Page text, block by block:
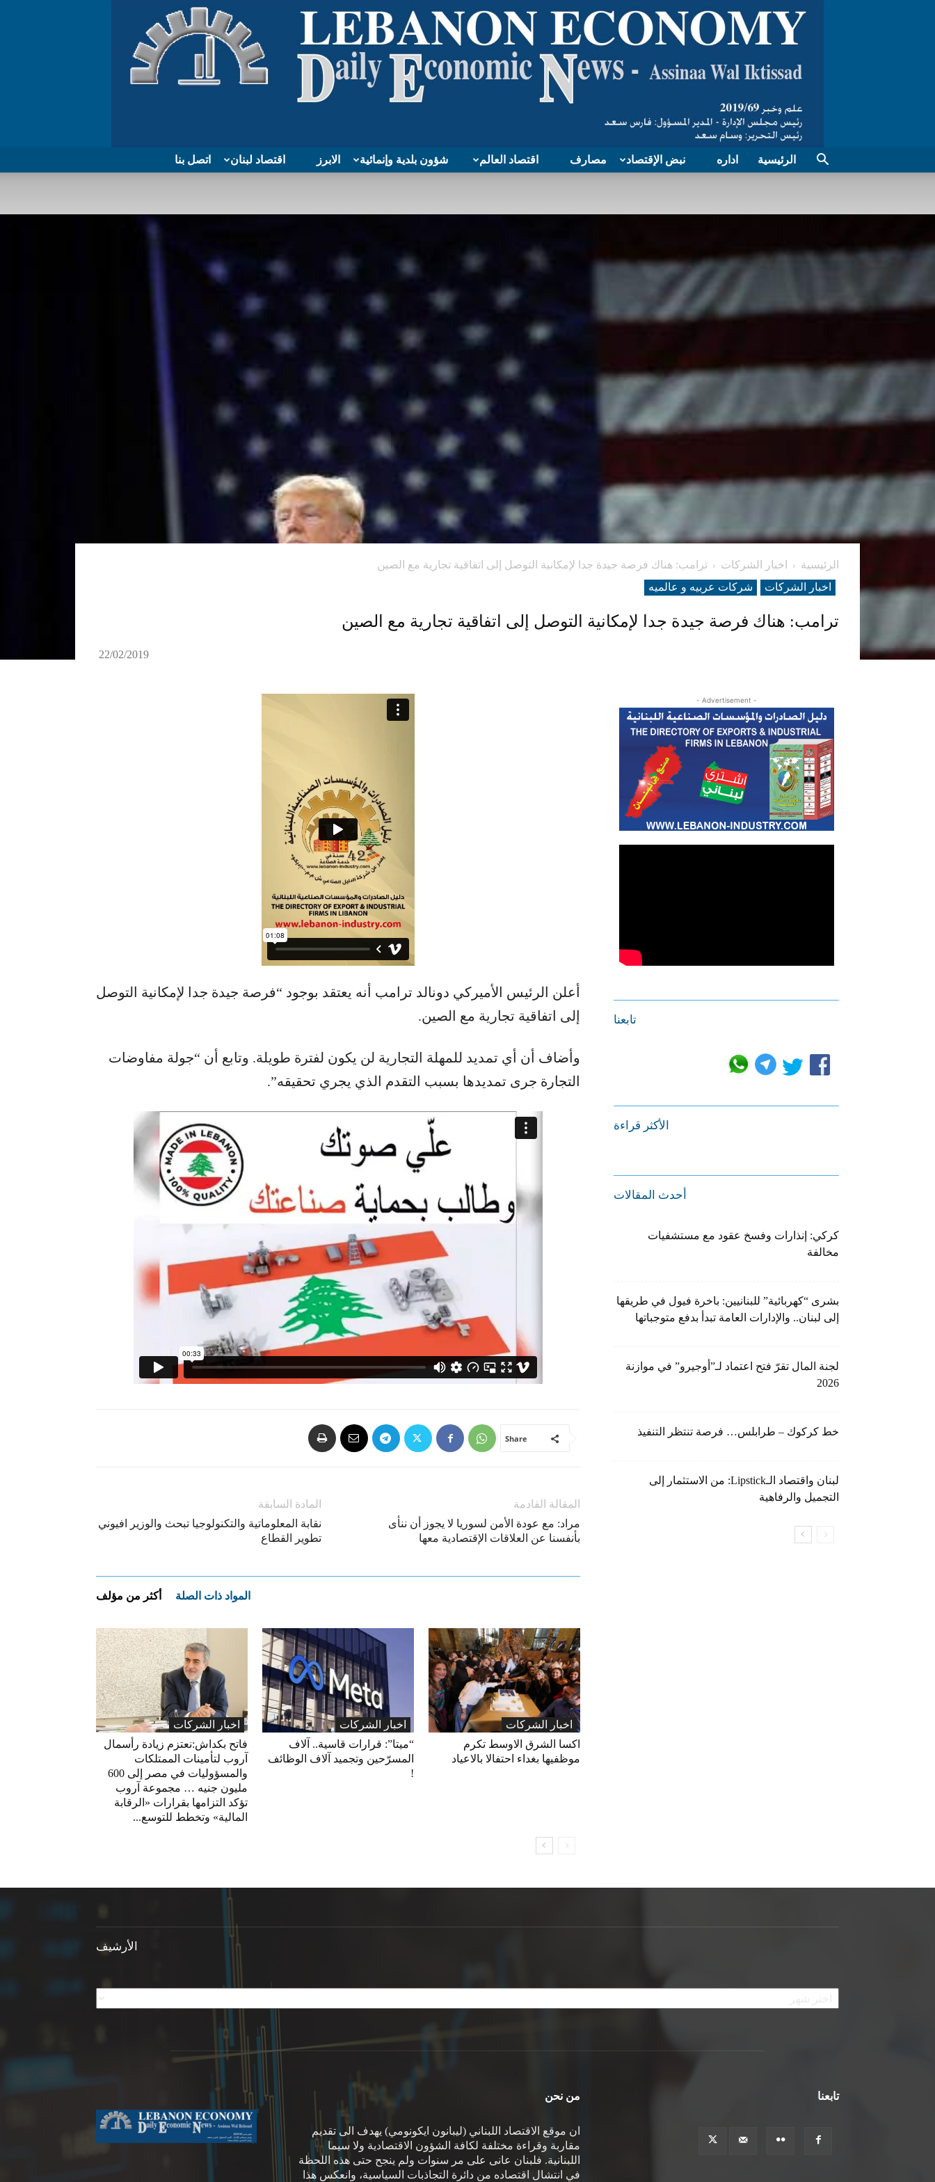
اتصل بنا اقتصاد لبنان الابرز شؤون بلدية وإنمائية اقتصاد العالم مصارف نبض الإقتصاد اداره الرئيسية
الرئيسية اخبار الشركات
ترامب: هناك فرصة جيدة جدا لإمكانية التوصل إلى اتفاقية تجارية مع الصين
اخبار الشركات
شرکات عربیه و عالمیه
ترامب: هناك فرصة جيدة جدا لإمكانية التوصل إلى اتفاقية تجارية مع الصين
22/02/2019
أعلن الرئيس الأميركي دونالد ترامب أنه يعتقد بوجود “فرصة جيدة جدا لإمكانية التوصل
إلى اتفاقية تجارية مع الصين.
وأضاف أن أي تمديد للمهلة التجارية لن يكون لفترة طويلة. وتابع أن “جولة مفاوضات
التجارة جرى تمديدها بسبب التقدم الذي يجري تحقيقه”.
Share
المادة السابقة
نقابة المعلوماتية والتكنولوجيا تبحث والوزير افيوني
تطوير القطاع
المقالة القادمة
مراد: مع عودة الأمن لسوريا لا يجوز أن ننأى
بأنفسنا عن العلاقات الإقتصادية معها
المواد ذات الصلة أكثر من مؤلف
اخبار الشركات
فاتح بكداش:نعتزم زيادة رأسمال
آروب لتأمينات الممتلكات
والمسؤوليات في مصر إلى 600
مليون جنيه … مجموعة آروب
تؤكد التزامها بقرارات «الرقابة
المالية» وتخطط للتوسع...
اخبار الشركات
“ميتا”: قرارات قاسية.. آلاف
المسرّحين وتجميد آلاف الوظائف
!
اخبار الشركات
اكسا الشرق الاوسط تكرم
موظفيها بغداء احتفالا بالاعياد
- Advertisement -
تابعنا
الأكثر قراءة
أحدث المقالات
كركي: إنذارات وفسخ عقود مع مستشفيات
مخالفة
بشرى “كهربائية” للبنانيين: باخرة فيول في طريقها
إلى لبنان.. والإدارات العامة تبدأ بدفع متوجباتها
لجنة المال تقرّ فتح اعتماد لـ”أوجيرو” في موازنة
2026
خط كركوك – طرابلس… فرصة تنتظر التنفيذ
لبنان واقتصاد الـLipstick: من الاستثمار إلى
التجميل والرفاهية
الأرشيف
الأرشيف
من نحن
ان موقع الاقتصاد اللبناني (ليبانون ايكونومي) يهدف الى تقديم
مقاربة وقراءة مختلفة لكافة الشؤون الاقتصادية ولا سيما
اللبنانية. فلبنان عانى على مر سنوات ولم ينجح حتى هذه اللحظة
في انتشال اقتصاده من دائرة التجاذبات السياسية، وانعكس هذا
تابعنا